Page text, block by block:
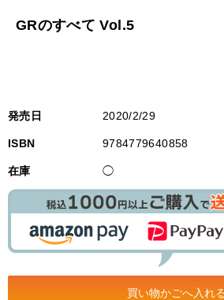
GRのすべて Vol.5
発売日 2020/2/29
ISBN 9784779640858
在庫 ◯